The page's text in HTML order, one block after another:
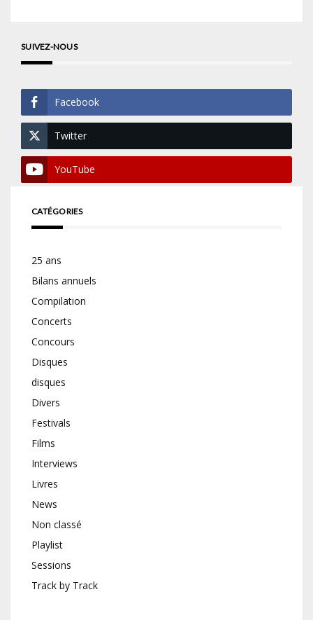
SUIVEZ-NOUS
Facebook
Twitter
YouTube
CATÉGORIES
25 ans
Bilans annuels
Compilation
Concerts
Concours
Disques
disques
Divers
Festivals
Films
Interviews
Livres
News
Non classé
Playlist
Sessions
Track by Track